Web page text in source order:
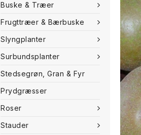
Buske & Træer
Frugttræer & Bærbuske
Slyngplanter
Surbundsplanter
Stedsegrøn, Gran & Fyr
Prydgræsser
Roser
Stauder